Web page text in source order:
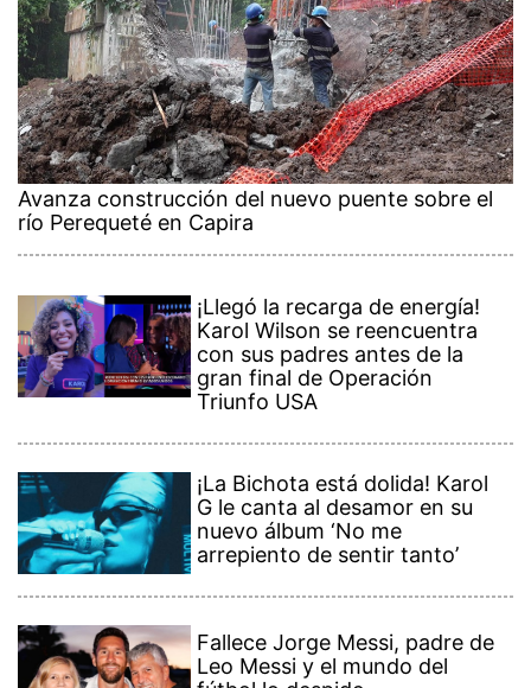
Avanza construcción del nuevo puente sobre el
río Perequeté en Capira
¡Llegó la recarga de energía!
Karol Wilson se reencuentra
con sus padres antes de la
gran final de Operación
Triunfo USA
¡La Bichota está dolida! Karol
G le canta al desamor en su
nuevo álbum ‘No me
arrepiento de sentir tanto’
Fallece Jorge Messi, padre de
Leo Messi y el mundo del